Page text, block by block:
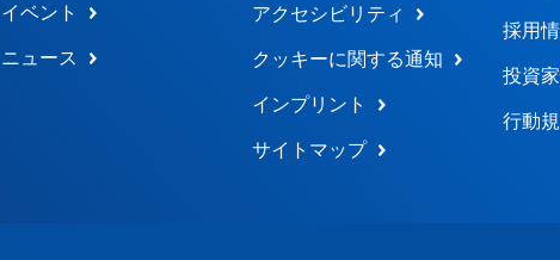
イベント
ニュース
アクセシビリティ
クッキーに関する通知
インプリント
サイトマップ
採用
投資
行動